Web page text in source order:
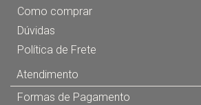
Como comprar
Dúvidas
Política de Frete
Atendimento
Formas de Pagamento